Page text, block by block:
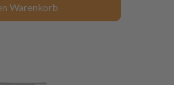
Warenkorb